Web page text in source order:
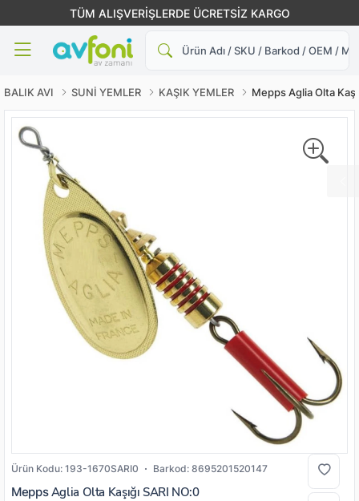
TÜM ALIŞVERİŞLERDE ÜCRETSİZ KARGO
BALIK AVI SUNİ YEMLER KAŞIK YEMLER Mepps Aglia Olta
Ürün Kodu: 193-1670SARI0 Barkod: 8695201520147
MeppsAglia Olta Kaşığı SARI NO:0